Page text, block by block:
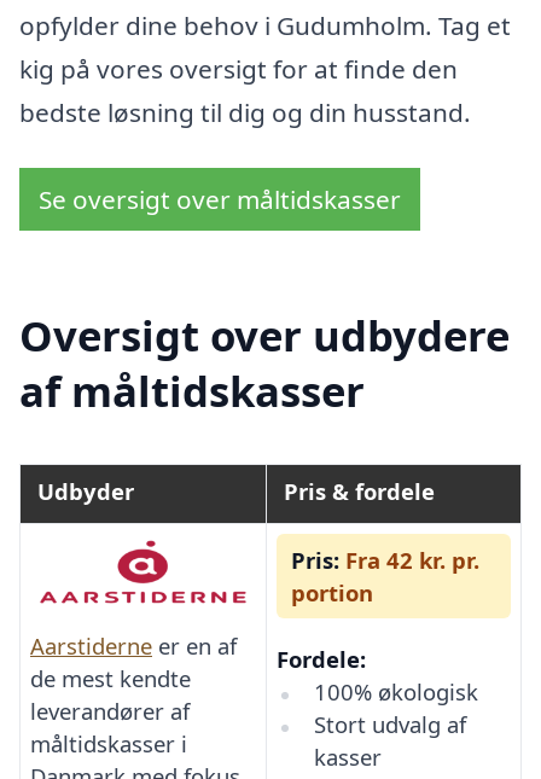
opfylder dine behov i Gudumholm. Tag et
kig på vores oversigt for at finde den
bedste løsning til dig og din husstand.
Se oversigt over måltidskasser
Oversigt over udbydere
af måltidskasser
Udbyder Pris & fordele
Aarstiderne er en af
de mest kendte
leverandører af
måltidskasser i
Pris: Fra 42 kr. pr.
portion
Fordele:
100% økologisk
Stort udvalg af
kasser